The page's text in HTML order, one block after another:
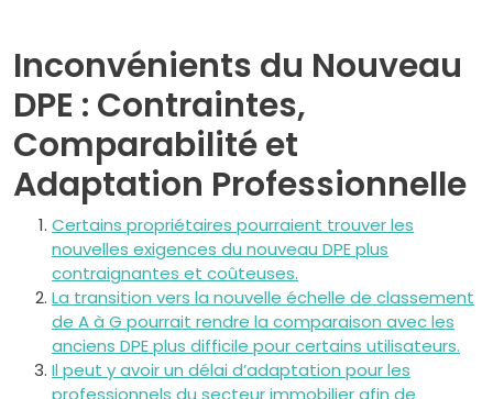
Inconvénients du Nouveau
DPE : Contraintes,
Comparabilité et
Adaptation Professionnelle
Certains propriétaires pourraient trouver les
nouvelles exigences du nouveau DPE plus
contraignantes et coûteuses.
La transition vers la nouvelle échelle de classement
de A à G pourrait rendre la comparaison avec les
anciens DPE plus difficile pour certains utilisateurs.
Il peut y avoir un délai d’adaptation pour les
professionnels du secteur immobilier afin de